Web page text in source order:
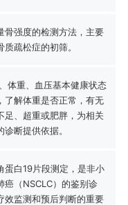
骨强度的检测方法，主要
质疏松症的初筛。
体重、血压基本健康状态
了解体重是否正常，有无
足、超重或肥胖，为相关
诊断提供依据。
蛋白19片段测定，是非小
癌（NSCLC）的鉴别诊
效监测和预后判断的重要